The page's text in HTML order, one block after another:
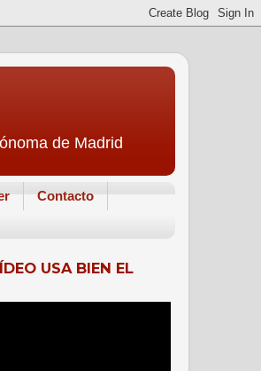
de Madrid
Contacto
USA BIEN EL